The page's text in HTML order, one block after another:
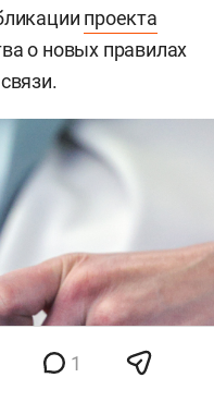
проекта
о новых правилах
1